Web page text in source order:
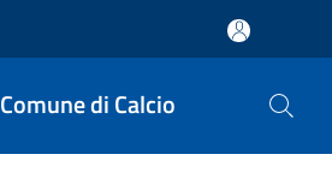
Comune di Calcio